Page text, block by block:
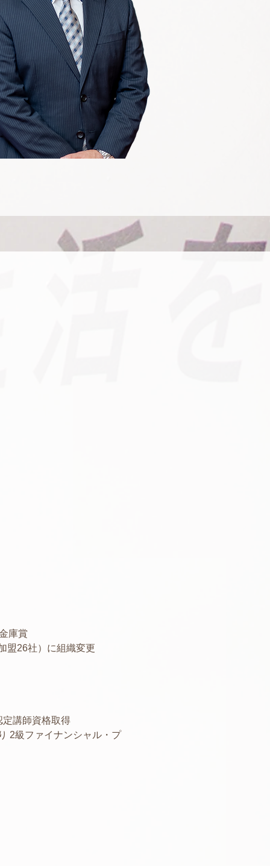
庫賞
盟26社）に組織変更
講師資格取得
2級ファイナンシャル・プ